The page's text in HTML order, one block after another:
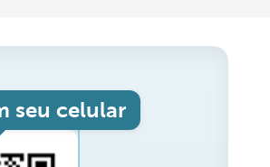
seu celular